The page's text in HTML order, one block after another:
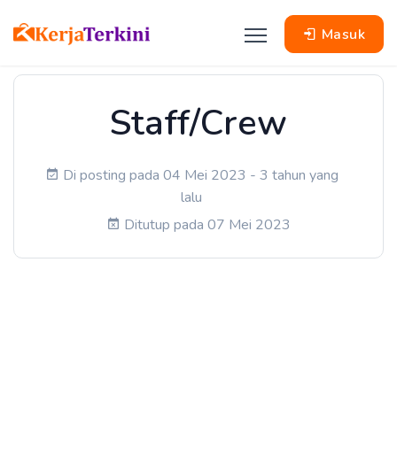
Masuk
Staff/Crew
Di posting pada 04 Mei 2023 - 3 tahun yang
lalu
Ditutup pada 07 Mei 2023